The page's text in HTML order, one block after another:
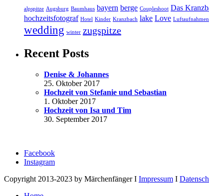
alpspitze Augsburg Baumhaus bayern berge Coupleshoot Das
hochzeitsfotograf Hotel Kinder Kranzbach lake Love Luftaufnahmen
wedding winter zugspitze
Recent Posts
Denise & Johannes
25. Oktober 2017
Hochzeit von Stefanie und Sebastian
1. Oktober 2017
Hochzeit von Isa und Tim
30. September 2017
Facebook
Instagram
Copyright 2013-2023 by Märchenfänger I Impressum I